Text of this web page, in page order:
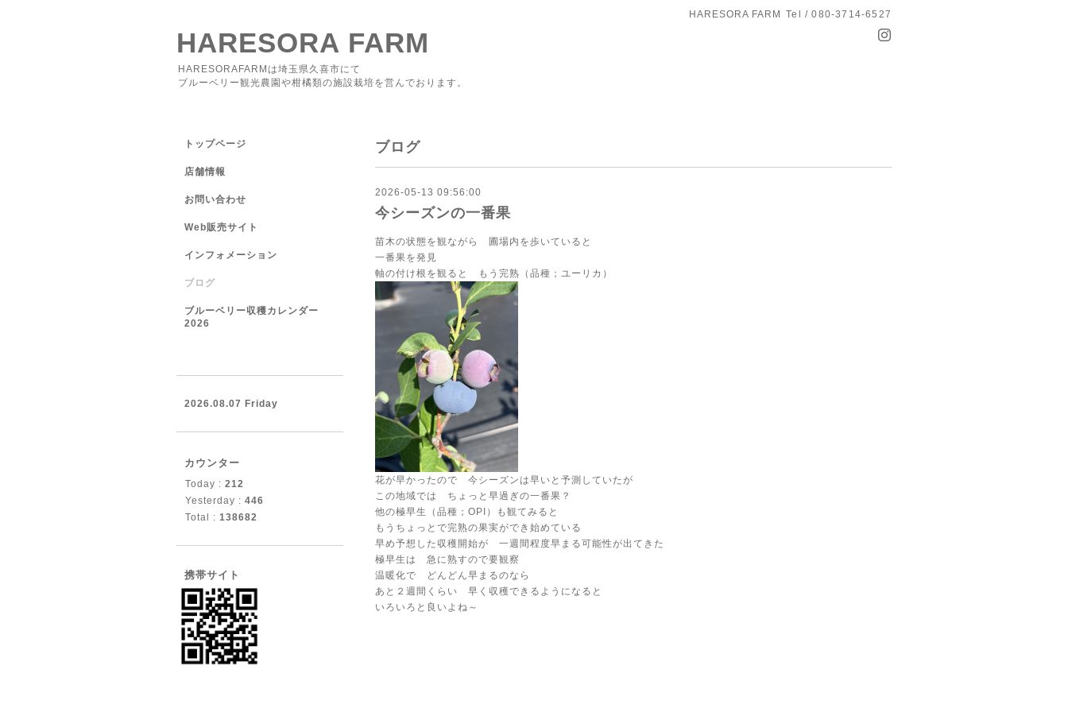
HARESORA FARM Tel / 080-3714-6527
HARESORA FARM
HARESORAFARMは埼玉県久喜市にて
ブルーベリー観光農園や柑橘類の施設栽培を営んでおります。
ブログ
2026-05-13 09:56:00
今シーズンの一番果
苗木の状態を観ながら 圃場内を歩いていると
一番果を発見
軸の付け根を観ると もう完熟（品種；ユーリカ）
花が早かったので 今シーズンは早いと予測していたが
この地域では ちょっと早過ぎの一番果？
他の極早生（品種；OPI）も観てみると
もうちょっとで完熟の果実ができ始めている
早め予想した収穫開始が 一週間程度早まる可能性が出てきた
極早生は 急に熟すので要観察
温暖化で どんどん早まるのなら
あと２週間くらい 早く収穫できるようになると
いろいろと良いよね～
トップページ
店舗情報
お問い合わせ
Web販売サイト
インフォメーション
ブログ
ブルーベリー収穫カレンダー
2026
2026.08.07 Friday
カウンター
Today : 212
Yesterday : 446
Total : 138682
携帯サイト